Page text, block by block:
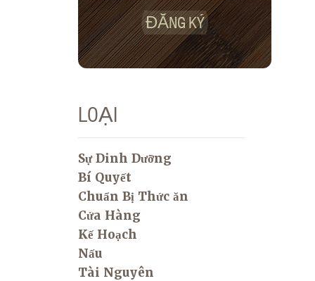
ĐĂNG KÝ
LOẠI
Sự Dinh Dưỡng
Bí Quyết
Chuẩn Bị Thức ăn
Cửa Hàng
Kế Hoạch
Nấu
Tài Nguyên